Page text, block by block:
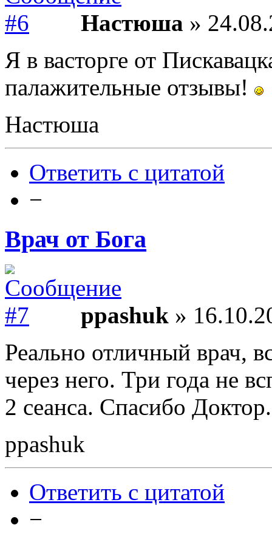
Настюша »
Я в васторге от
палажительные отзывы!
Настюша
Ответить с цитатой
−
Врач от Бога
ppashuk »
Реально отличный врач,
через него. Три года не
2 сеанса. Спасибо Доктор.
ppashuk
Ответить с цитатой
−